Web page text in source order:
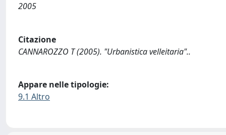
2005
Citazione
CANNAROZZO T (2005). "Urbanistica velleitaria"..
Appare nelle tipologie:
9.1 Altro